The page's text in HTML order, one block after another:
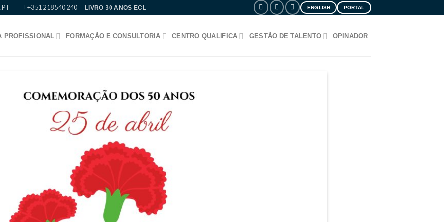
+351 218 540 240 LIVRO 30 ANOS ECL ENGLISH PORTAL
PROFISSIONAL FORMAÇÃO E CONSULTORIA CENTRO QUALIFICA GESTÃO DE TALENTO OPINADOR